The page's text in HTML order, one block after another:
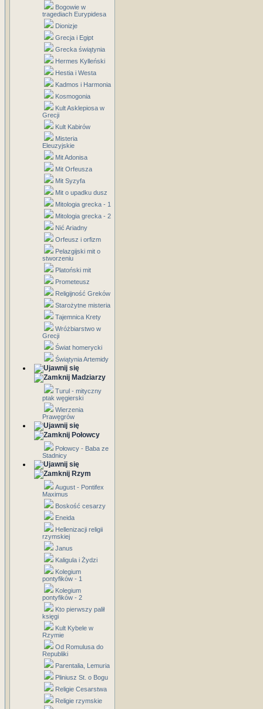
Bogowie w
tragediach Eurypidesa
Dionizje
Grecja i Egipt
Grecka świątynia
Hermes Kylleński
Hestia i Westa
Kadmos i Harmonia
Kosmogonia
Kult Asklepiosa w
Grecji
Kult Kabirów
Misteria
Eleuzyjskie
Mit Adonisa
Mit Orfeusza
Mit Syzyfa
Mit o upadku dusz
Mitologia grecka - 1
Mitologia grecka - 2
Nić Ariadny
Orfeusz i orfizm
Pelazgijski mit o
stworzeniu
Platoński mit
Prometeusz
Religijność Greków
Starożytne misteria
Tajemnica Krety
Wróżbiarstwo w
Grecji
Świat homerycki
Świątynia Artemidy
Madziarzy
Turul - mityczny
ptak węgierski
Wierzenia
Prawęgrów
Połowcy
Połowcy - Baba ze
Stadnicy
Rzym
August - Pontifex
Maximus
Boskość cesarzy
Eneida
Hellenizacji religii
rzymskiej
Janus
Kaligula i Żydzi
Kolegium
pontyfików - 1
Kolegium
pontyfików - 2
Kto pierwszy palił
księgi
Kult Kybele w
Rzymie
Od Romulusa do
Republiki
Parentalia, Lemuria
Pliniusz St. o Bogu
Religie Cesarstwa
Religie rzymskie